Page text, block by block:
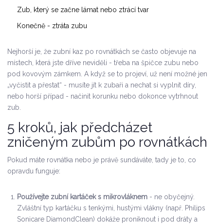
Zub, který se začne lámat nebo ztrácí tvar
Konečně - ztráta zubu
Nejhorší je, že zubní kaz po rovnátkách se často objevuje na
místech, která jste dříve neviděli - třeba na špičce zubu nebo
pod kovovým zámkem. A když se to projeví, už není možné jen
„vyčistit a přestat“ - musíte jít k zubaři a nechat si vyplnit díry,
nebo horší případ - načinit korunku nebo dokonce vytrhnout
zub.
5 kroků, jak předcházet
zničeným zubům po rovnátkách
Pokud máte rovnátka nebo je právě sundáváte, tady je to, co
opravdu funguje:
Používejte zubní kartáček s mikrovláknem - ne obyčejný.
Zvláštní typ kartáčku s tenkými, hustými vlákny (např. Philips
Sonicare DiamondClean) dokáže proniknout i pod dráty a